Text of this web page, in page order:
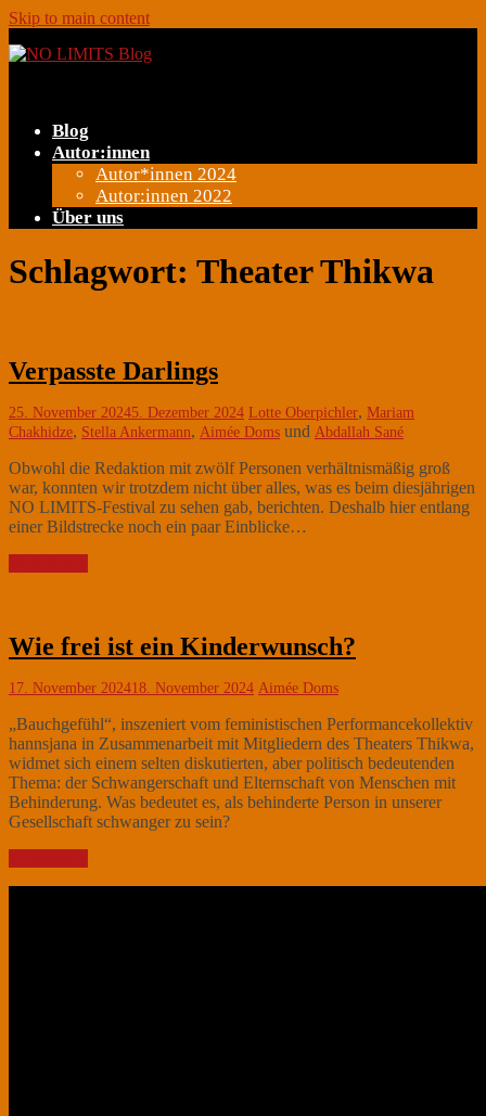
Skip to main content
Blog
Autor:innen
Autor*innen 2024
Autor:innen 2022
Über uns
Schlagwort: Theater Thikwa
Verpasste Darlings
25. November 20245. Dezember 2024 Lotte Oberpichler, Mariam
Chakhidze, Stella Ankermann, Aimée Doms und Abdallah Sané
Obwohl die Redaktion mit zwölf Personen verhältnismäßig groß
war, konnten wir trotzdem nicht über alles, was es beim diesjährigen
NO LIMITS-Festival zu sehen gab, berichten. Deshalb hier entlang
einer Bildstrecke noch ein paar Einblicke…
Wie frei ist ein Kinderwunsch?
17. November 202418. November 2024 Aimée Doms
„Bauchgefühl“, inszeniert vom feministischen Performancekollektiv
hannsjana in Zusammenarbeit mit Mitgliedern des Theaters Thikwa,
widmet sich einem selten diskutierten, aber politisch bedeutenden
Thema: der Schwangerschaft und Elternschaft von Menschen mit
Behinderung. Was bedeutet es, als behinderte Person in unserer
Gesellschaft schwanger zu sein?